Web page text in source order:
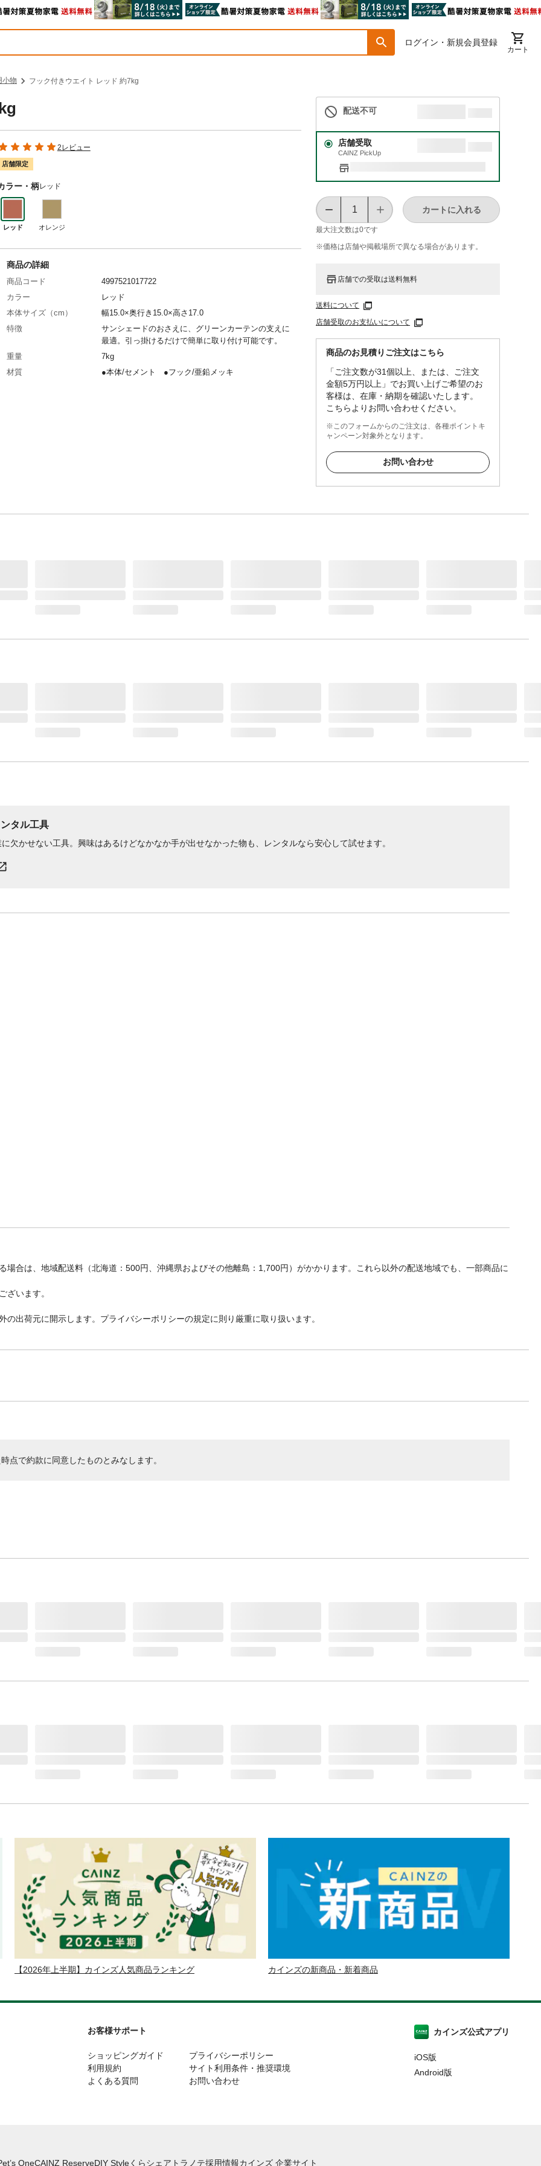
ログイン・新規会員登録
カート
小物 フック付きウエイト レッド 約7kg
2レビュー
店舗限定
ラー・柄レッド
レッド オレンジ
配送不可
店舗受取
CAINZ PickUp
最大注文数は0です
カートに入れる
※価格は​店舗や​掲載場所で​異なる​場合が​あります。
店舗での受取は送料無料
送料について
店舗受取のお支払いについて
商品のお見積りご注文はこちら
「ご注文数が31個以上、または、ご注文
金額5万円以上」でお買い上げご希望のお
客様は、在庫・納期を確認いたします。
こちらよりお問い合わせください。
※このフォームからのご注文は、各種ポイントキ
ャンペーン対象外となります。
お問い合わせ
商品の詳細
商品コード
4997521017722
カラー
レッド
本体サイズ（cm）
幅15.0×奥行き15.0×高さ17.0
特徴
サンシェードのおさえに、グリーンカーテンの支えに
最適。引っ掛けるだけで簡単に取り付け可能です。
重量
7kg
材質
●本体/セメント ●フック/亜鉛メッキ
タル工具
欠かせない工具。興味はあるけどなかなか手が出せなかった物も、レンタルなら安心して試せます。
場合は、地域配送料（北海道：500円、沖縄県およびその他離島：1,700円）がかかります。これら以外の配送地域でも、一部商品に
ざいます。
出荷元に開示します。プライバシーポリシーの規定に則り厳重に取り扱います。
点で約款に同意したものとみなします。
【2026年上半期】カインズ人気商品ランキング カインズの新商品・新着商品
お客様サポート
ショッピングガイド
利用規約
よくある質問
プライバシーポリシー
サイト利用条件・推奨環境
お問い合わせ
カインズ公式アプリ
iOS版
Android版
OneCAINZ ReserveDIY Styleくらシェア トラノテ採用情報カインズ 企業サイト